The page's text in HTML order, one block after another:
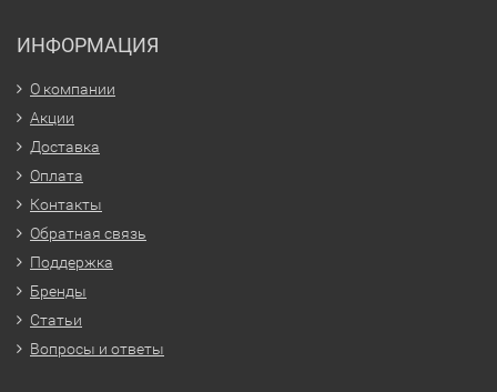
ИНФОРМАЦИЯ
О компании
Акции
Доставка
Оплата
Контакты
Обратная связь
Поддержка
Бренды
Статьи
Вопросы и ответы